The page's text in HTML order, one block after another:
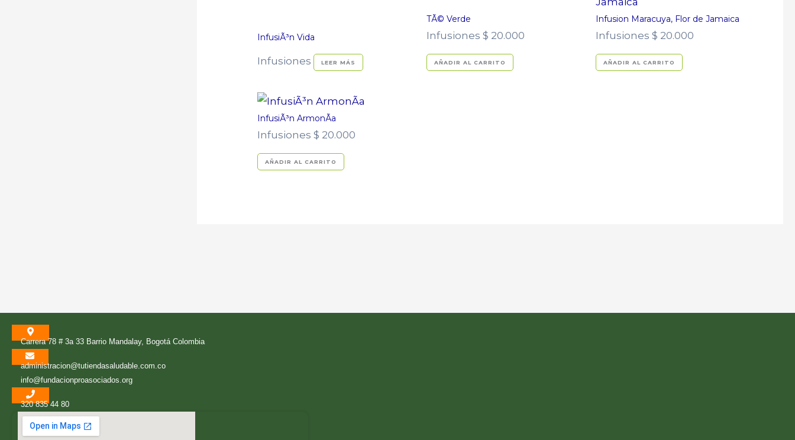
InfusiÃ³n Vida
Infusiones LEER MÁS
TÃ© Verde
Infusiones $ 20.000
AÑADIR AL CARRITO
Infusion Maracuya, Flor de Jamaica
Infusiones $ 20.000
AÑADIR AL CARRITO
InfusiÃ³n ArmonÃ­a
Infusiones $ 20.000
AÑADIR AL CARRITO
Carrera 78 # 3a 33 Barrio Mandalay, Bogotá Colombia
administracion@tutiendasaludable.com.co
info@fundacionproasociados.org
320 835 44 80